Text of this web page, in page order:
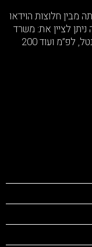
מעל 1000 סרטים והיתה מבין חלוצות הוידאו
לציין את: משרד
החוץ, התעשייה האווירית, כלל ביטוח, בזק, אינטל, לפ”מ ועוד 200